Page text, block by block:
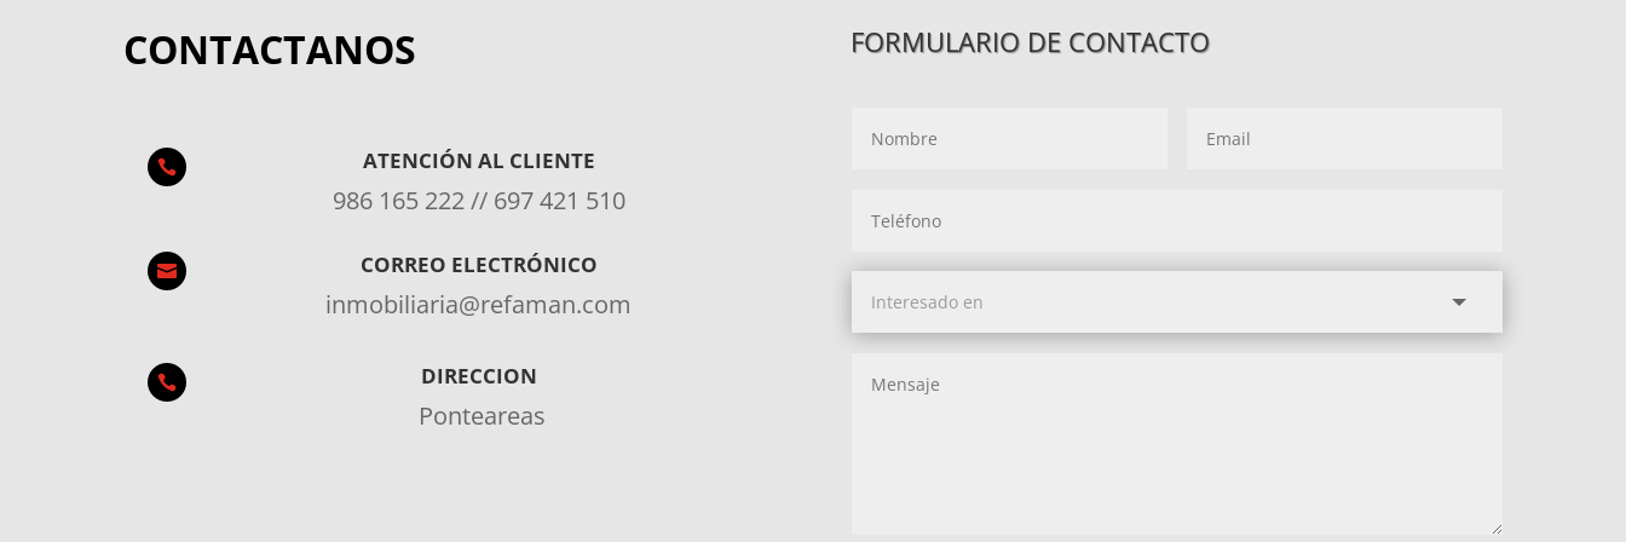
CONTACTANOS
 ATENCIÓN AL CLIENTE
986 165 222 // 697 421 510
 CORREO ELECTRÓNICO
inmobiliaria@refaman.com
 DIRECCION
Ponteareas
FORMULARIO DE CONTACTO